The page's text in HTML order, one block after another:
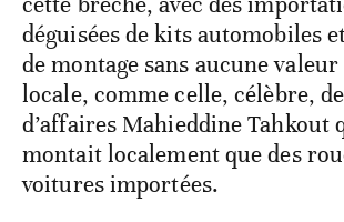
déguisées de kits automobiles
de montage sans aucune
locale, comme celle, célèbre,
d’affaires Mahieddine Tahkout
montait localement que des
voitures importées.